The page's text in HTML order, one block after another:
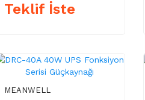
Teklif İste
MEANWELL